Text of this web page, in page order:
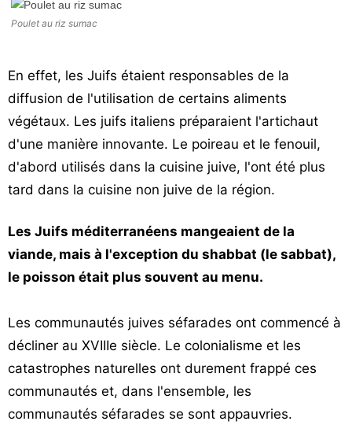
Poulet au riz sumac
En effet, les Juifs étaient responsables de la
diffusion de l'utilisation de certains aliments
végétaux. Les juifs italiens préparaient l'artichaut
d'une manière innovante. Le poireau et le fenouil,
d'abord utilisés dans la cuisine juive, l'ont été plus
tard dans la cuisine non juive de la région.
Les Juifs méditerranéens mangeaient de la
viande, mais à l'exception du shabbat (le sabbat),
le poisson était plus souvent au menu.
Les communautés juives séfarades ont commencé à
décliner au XVIIIe siècle. Le colonialisme et les
catastrophes naturelles ont durement frappé ces
communautés et, dans l'ensemble, les
communautés séfarades se sont appauvries.